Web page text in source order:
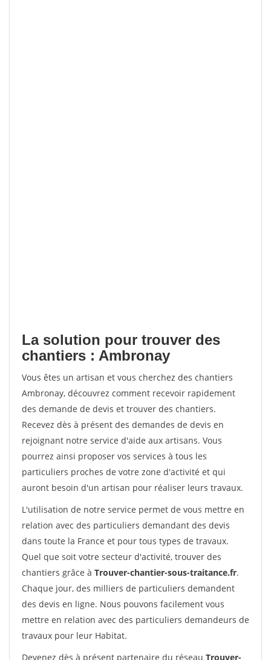
La solution pour trouver des
chantiers : Ambronay
Vous êtes un artisan et vous cherchez des chantiers
Ambronay, découvrez comment recevoir rapidement
des demande de devis et trouver des chantiers.
Recevez dès à présent des demandes de devis en
rejoignant notre service d'aide aux artisans. Vous
pourrez ainsi proposer vos services à tous les
particuliers proches de votre zone d'activité et qui
auront besoin d'un artisan pour réaliser leurs travaux.
L'utilisation de notre service permet de vous mettre en
relation avec des particuliers demandant des devis
dans toute la France et pour tous types de travaux.
Quel que soit votre secteur d'activité, trouver des
chantiers grâce à Trouver-chantier-sous-traitance.fr.
Chaque jour, des milliers de particuliers demandent
des devis en ligne. Nous pouvons facilement vous
mettre en relation avec des particuliers demandeurs de
travaux pour leur Habitat.
Devenez dès à présent partenaire du réseau Trouver-